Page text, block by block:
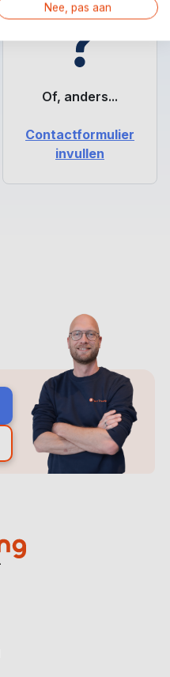
Of, anders...
Contactformulier
invullen
Nee, pas aan